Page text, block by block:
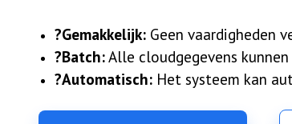
?Gemakkelijk: Geen vaardigheden
?Batch:Alle cloudgegevens
?Automatisch: Het systeem kan